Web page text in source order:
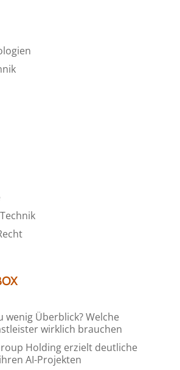
wenig Überblick? Welche
wirklich brauchen
Holding erzielt deutliche
AI-Projekten